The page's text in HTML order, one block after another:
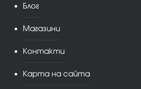
Блог
Магазини
Контакти
Карта на сайта